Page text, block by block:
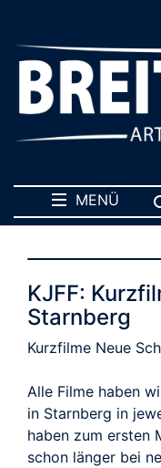
MENÜ
KJFF:
Starnberg
Kurzfilme Neue
Alle Filme haben
in Starnberg in
haben zum ersten
schon länger bei